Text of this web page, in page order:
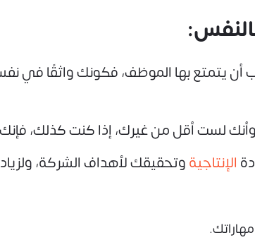
يتمتع بها الموظف، فكونك واثقًا في
لست أقل من غيرك، إذا كنت كذلك،
الإنتاجيةوتحقيقك لأهداف الشركة،